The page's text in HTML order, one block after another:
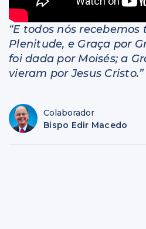
“E todos nós
Plenitude, e Graça por
foi dada por Moisés; a
vieram por Jesus Cristo.”
Colaborador
Bispo Edir Macedo